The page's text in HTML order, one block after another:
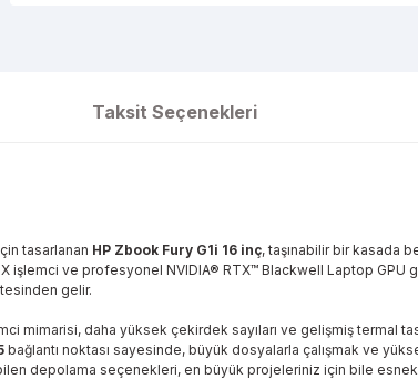
Taksit Seçenekleri
tasarlanan HP Zbook Fury G1i 16 inç, taşınabilir bir kasada
işlemci ve profesyonel NVIDIA® RTX™ Blackwell Laptop GPU
gelir.
mimarisi, daha yüksek çekirdek sayıları ve gelişmiş termal
bağlantı noktası sayesinde, büyük dosyalarla çalışmak ve
depolama seçenekleri, en büyük projeleriniz için bile